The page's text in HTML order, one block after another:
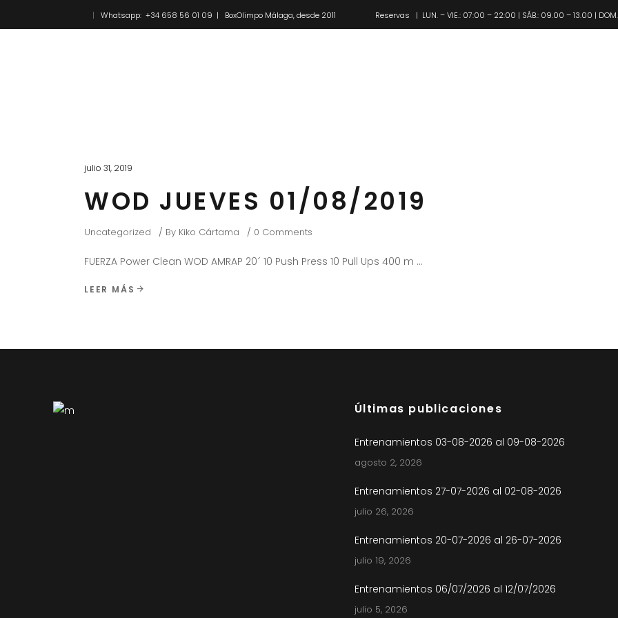
Whatsapp: +34 658 56 01 09 | BoxOlimpo Málaga, desde 2011 Reservas | LUN. – VIE.: 07:00 – 22:00 | SÁB.: 09.00 – 13.00 |
julio 31, 2019
WOD JUEVES 01/08/2019
Uncategorized By Kiko Cártama 0 Comments
FUERZA Power Clean WOD AMRAP 20´ 10 Push Press 10 Pull Ups 400 m
LEER MÁS
Últimas publicaciones
Entrenamientos 03-08-2026 al 09-08-2026
agosto 2, 2026
Entrenamientos 27-07-2026 al 02-08-2026
julio 26, 2026
Entrenamientos 20-07-2026 al 26-07-2026
julio 19, 2026
Entrenamientos 06/07/2026 al 12/07/2026
julio 5, 2026